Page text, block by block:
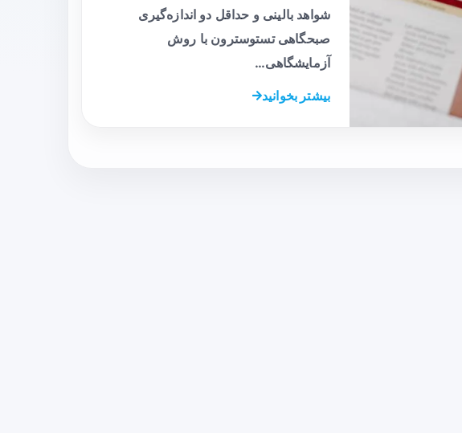
شواهد بالینی و حداقل دو اندازه‌گیری
صبحگاهی تستوسترون با روش
آزمایشگاهی…
بیشتر بخوانید